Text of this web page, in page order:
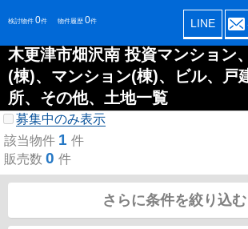
検討物件 0件 物件履歴 0件 LINE
木更津市畑沢南 投資マンション
(棟)、マンション(棟)、ビル、戸
所、その他、土地一覧
募集中のみ表示
該当物件 1 件
販売数 0 件
さらに条件を絞り込む